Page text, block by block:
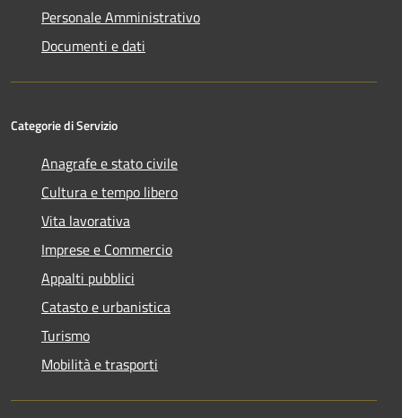
Personale Amministrativo
Documenti e dati
Categorie di Servizio
Anagrafe e stato civile
Cultura e tempo libero
Vita lavorativa
Imprese e Commercio
Appalti pubblici
Catasto e urbanistica
Turismo
Mobilità e trasporti